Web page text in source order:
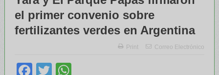
el primer convenio sobre
fertilizantes verdes en Argentina
Print Correo Electrónico
Facebook
Twitter